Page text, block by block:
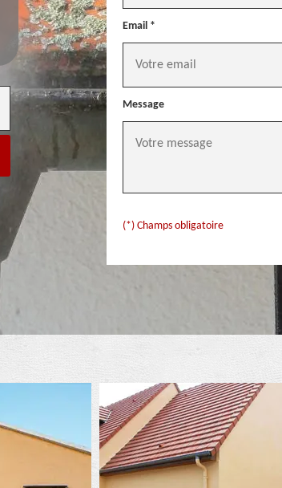
Email *
Message
(*) Champs obligatoire